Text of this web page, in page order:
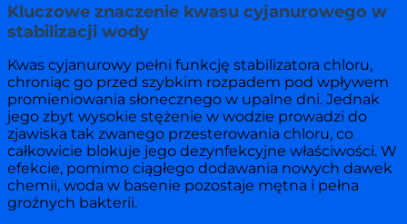
Kluczowe znaczenie kwasu cyjanurowego w
stabilizacji wody
Kwas cyjanurowy pełni funkcję stabilizatora chloru,
chroniąc go przed szybkim rozpadem pod wpływem
promieniowania słonecznego w upalne dni. Jednak
jego zbyt wysokie stężenie w wodzie prowadzi do
zjawiska tak zwanego przesterowania chloru, co
całkowicie blokuje jego dezynfekcyjne właściwości. W
efekcie, pomimo ciągłego dodawania nowych dawek
chemii, woda w basenie pozostaje mętna i pełna
groźnych bakterii.